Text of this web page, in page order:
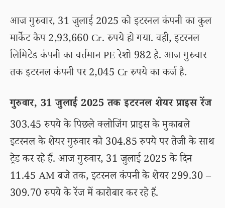
आज गुरुवार, 31 जुलाई 2025 को इटरनल कंपनी का कुल
मार्केट कैप 2,93,660 Cr. रुपये हो गया. वही, इटरनल
लिमिटेड कंपनी का वर्तमान PE रेशो 982 है. आज गुरुवार
तक इटरनल कंपनी पर 2,045 Cr रुपये का कर्ज है.
गुरुवार, 31 जुलाई 2025 तक इटरनल शेयर प्राइस रेंज
303.45 रुपये के पिछले क्लोजिंग प्राइस के मुकाबले
इटरनल के शेयर गुरुवार को 304.85 रुपये पर तेजी के साथ
ट्रेड कर रहे हैं. आज गुरुवार, 31 जुलाई 2025 के दिन
11.45 AM बजे तक, इटरनल कंपनी के शेयर 299.30 –
309.70 रुपये के रेंज में कारोबार कर रहे हैं.